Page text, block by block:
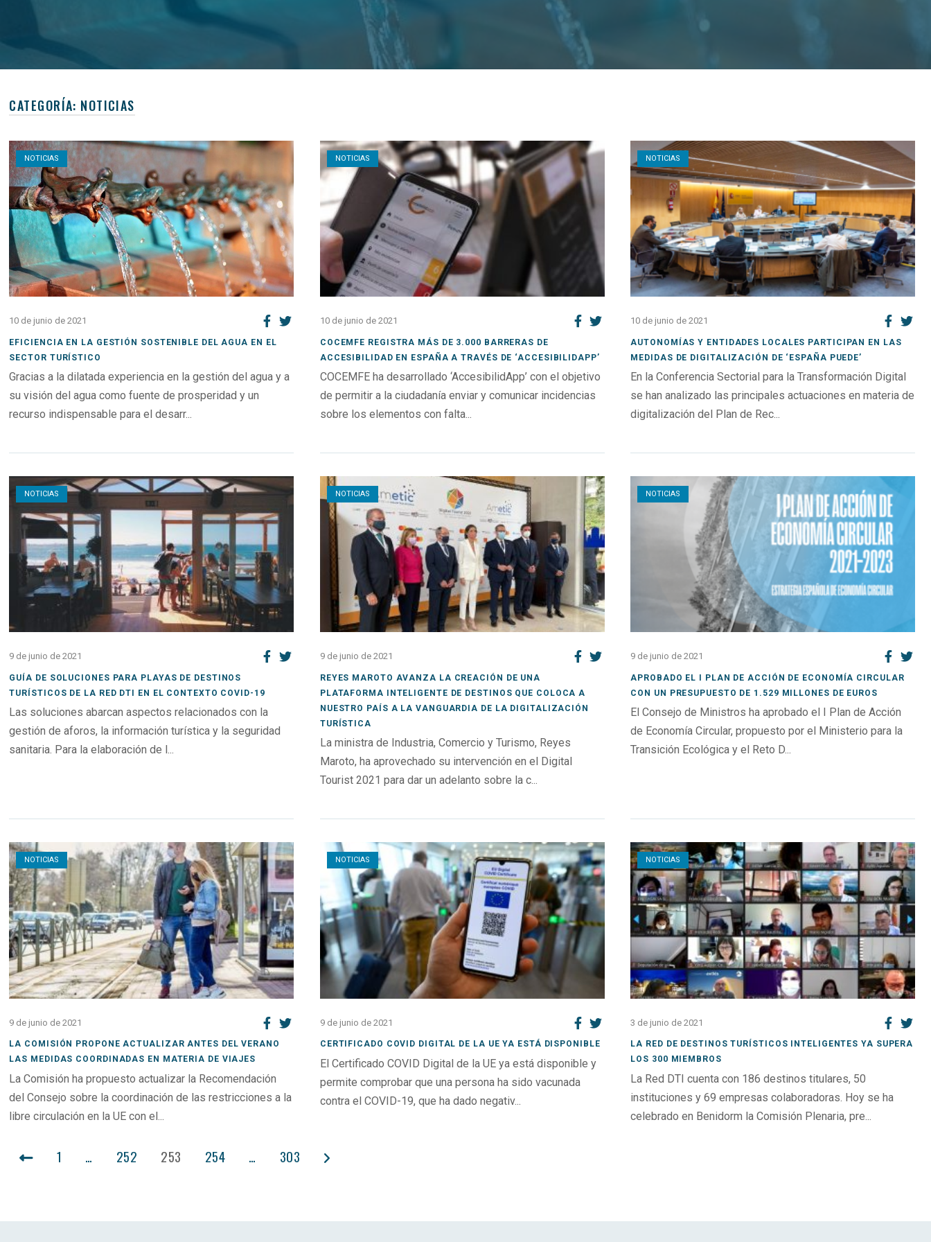
CATEGORÍA: NOTICIAS
NOTICIAS
Open post
10 de junio de 2021
EFICIENCIA EN LA GESTIÓN SOSTENIBLE DEL AGUA EN EL
SECTOR TURÍSTICO
Gracias a la dilatada experiencia en la gestión del agua y a
su visión del agua como fuente de prosperidad y un
recurso indispensable para el desarr...
NOTICIAS
Open post
10 de junio de 2021
COCEMFE REGISTRA MÁS DE 3.000 BARRERAS DE
ACCESIBILIDAD EN ESPAÑA A TRAVÉS DE ‘ACCESIBILIDAPP’
COCEMFE ha desarrollado ‘AccesibilidApp’ con el objetivo
de permitir a la ciudadanía enviar y comunicar incidencias
sobre los elementos con falta...
NOTICIAS
Open post
10 de junio de 2021
AUTONOMÍAS Y ENTIDADES LOCALES PARTICIPAN EN LAS
MEDIDAS DE DIGITALIZACIÓN DE ‘ESPAÑA PUEDE’
En la Conferencia Sectorial para la Transformación Digital
se han analizado las principales actuaciones en materia de
digitalización del Plan de Rec...
NOTICIAS
Open post
9 de junio de 2021
GUÍA DE SOLUCIONES PARA PLAYAS DE DESTINOS
TURÍSTICOS DE LA RED DTI EN EL CONTEXTO COVID-19
Las soluciones abarcan aspectos relacionados con la
gestión de aforos, la información turística y la seguridad
sanitaria. Para la elaboración de l...
NOTICIAS
Open post
9 de junio de 2021
REYES MAROTO AVANZA LA CREACIÓN DE UNA
PLATAFORMA INTELIGENTE DE DESTINOS QUE COLOCA A
NUESTRO PAÍS A LA VANGUARDIA DE LA DIGITALIZACIÓN
TURÍSTICA
La ministra de Industria, Comercio y Turismo, Reyes
Maroto, ha aprovechado su intervención en el Digital
Tourist 2021 para dar un adelanto sobre la c...
NOTICIAS
Open post
9 de junio de 2021
APROBADO EL I PLAN DE ACCIÓN DE ECONOMÍA CIRCULAR
CON UN PRESUPUESTO DE 1.529 MILLONES DE EUROS
El Consejo de Ministros ha aprobado el I Plan de Acción
de Economía Circular, propuesto por el Ministerio para la
Transición Ecológica y el Reto D...
NOTICIAS
Open post
9 de junio de 2021
LA COMISIÓN PROPONE ACTUALIZAR ANTES DEL VERANO
LAS MEDIDAS COORDINADAS EN MATERIA DE VIAJES
La Comisión ha propuesto actualizar la Recomendación
del Consejo sobre la coordinación de las restricciones a la
libre circulación en la UE con el...
NOTICIAS
Open post
9 de junio de 2021
CERTIFICADO COVID DIGITAL DE LA UE YA ESTÁ DISPONIBLE
El Certificado COVID Digital de la UE ya está disponible y
permite comprobar que una persona ha sido vacunada
contra el COVID-19, que ha dado negativ...
NOTICIAS
Open post
3 de junio de 2021
LA RED DE DESTINOS TURÍSTICOS INTELIGENTES YA SUPERA
LOS 300 MIEMBROS
La Red DTI cuenta con 186 destinos titulares, 50
instituciones y 69 empresas colaboradoras. Hoy se ha
celebrado en Benidorm la Comisión Plenaria, pre...
PAGINACIÓN
1 … 252 253 254 … 303